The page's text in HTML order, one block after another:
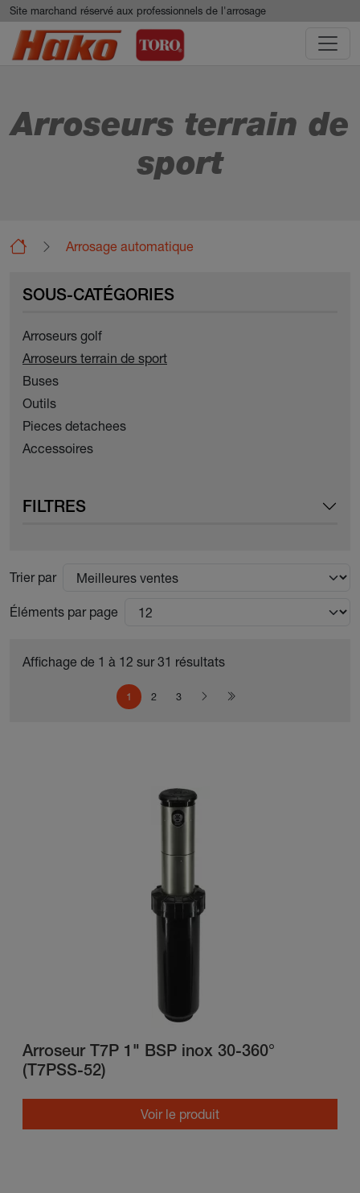
Aller au contenu principal
Site marchand réservé aux professionnels de l'arrosage
Arroseurs terrain de
sport
Arrosage automatique
Arroseurs grands espaces
Arroseurs terrain de sport
SOUS-CATÉGORIES
Arroseurs golf
Arroseurs terrain de sport
Buses
Outils
Pieces detachees
Accessoires
FILTRES
Trier par
Éléments par page
Affichage de 1 à 12 sur 31 résultats
Pagination
Page courante
1 Page
2 Page
3 Page suivanteDernière page
Arroseur T7P 1" BSP inox 30-360°
(T7PSS-52)
Voir le produit
Panneau de gestion des cookies